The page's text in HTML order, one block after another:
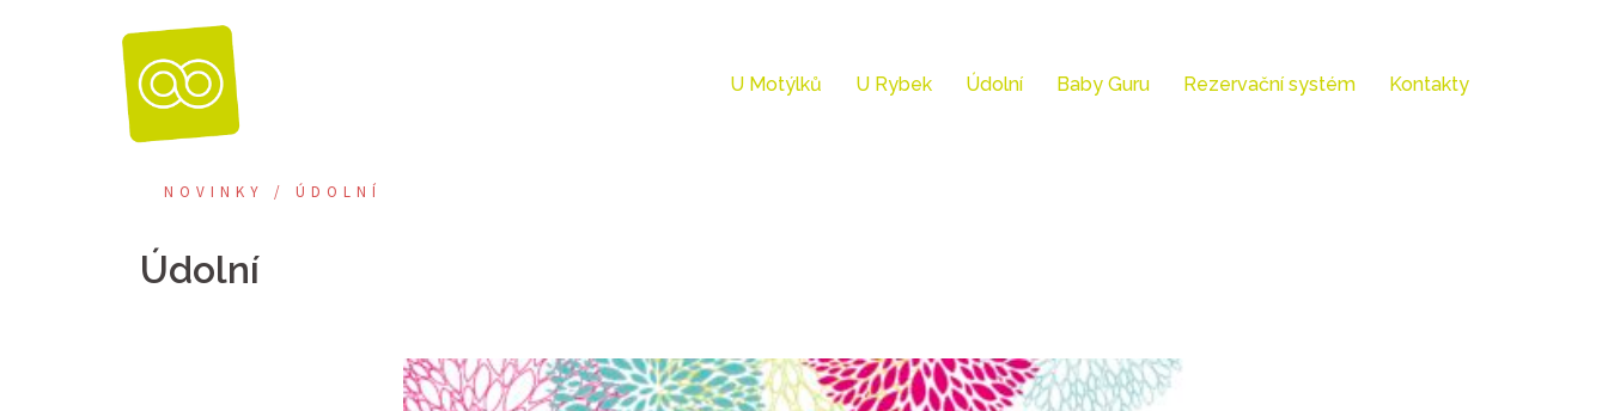
U Motýlků U Rybek Údolní Baby Guru Rezervační systém Kontakty
NOVINKY / ÚDOLNÍ
Údolní